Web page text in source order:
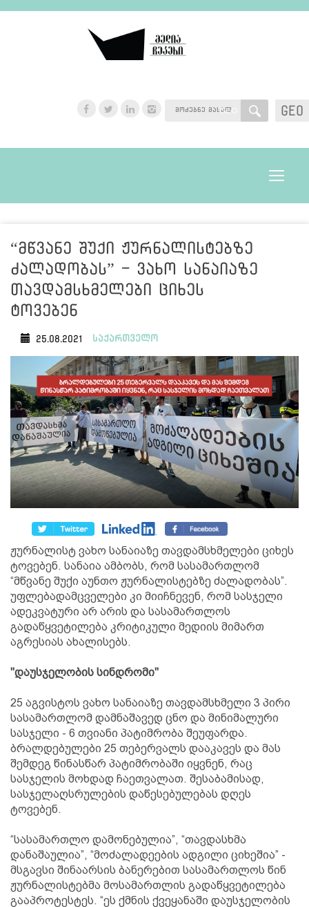
GEO
GEO
Toggle
“მწვანე შუქი ჟურნალისტებზე
ძალადობას” - ვახო სანაიაზე
თავდამსხმელები ციხეს
ტოვებენ
25.08.2021 საქართველო
ჟურნალისტ ვახო სანაიაზე თავდამსხმელები ციხეს
ტოვებენ. სანაია ამბობს, რომ სასამართლომ
“მწვანე შუქი აუნთო ჟურნალისტებზე ძალადობას”.
უფლებადამცველები კი მიიჩნევენ, რომ სასჯელი
ადეკვატური არ არის და სასამართლოს
გადაწყვეტილება კრიტიკული მედიის მიმართ
აგრესიას ახალისებს.
"დაუსჯელობის სინდრომი"
25 აგვისტოს ვახო სანაიაზე თავდამსხმელი 3 პირი
სასამართლომ დამნაშავედ ცნო და მინიმალური
სასჯელი - 6 თვიანი პატიმრობა შეუფარდა.
ბრალდებულები 25 თებერვალს დააკავეს და მას
შემდეგ წინასწარ პატიმრობაში იყვნენ, რაც
სასჯელის მოხდად ჩაეთვალათ. შესაბამისად,
სასჯელაღსრულების დაწესებულებას დღეს
ტოვებენ.
“სასამართლო დამონებულია”, “თავდასხმა
დანაშაულია”, “მოძალადეების ადგილი ციხეშია” -
მსგავსი შინაარსის ბანერებით სასამართლოს წინ
ჟურნალისტებმა მოსამართლის გადაწყვეტილება
გააპროტესტეს. “ეს ქმნის ქვეყანაში დაუსჯელობის